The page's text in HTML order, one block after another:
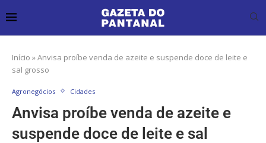
Início »Anvisa proíbe venda de azeite e suspende doce de leite e
sal grosso
Agronegócios Cidades
Anvisa proíbe venda de azeite e
suspende doce de leite e sal